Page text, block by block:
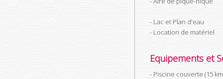
Lac et Plan d'eau
Location de matériel
Equipements et
Piscine couverte (15